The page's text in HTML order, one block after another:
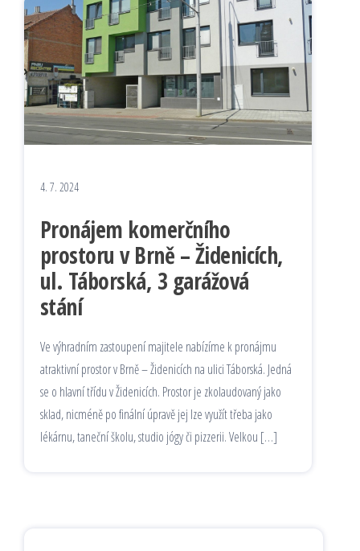
4. 7. 2024
Pronájem komerčního
prostoru v Brně – Židenicích,
ul. Táborská, 3 garážová
stání
Ve výhradním zastoupení majitele nabízíme k pronájmu
atraktivní prostor v Brně – Židenicích na ulici Táborská. Jedná
se o hlavní třídu v Židenicích. Prostor je zkolaudovaný jako
sklad, nicméně po finální úpravě jej lze využít třeba jako
lékárnu, taneční školu, studio jógy či pizzerii. Velkou […]